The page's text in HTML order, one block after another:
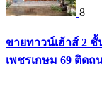
8
ขายทาวน์เฮ้าส์ 2
เพชรเกษม 69 ติดถ